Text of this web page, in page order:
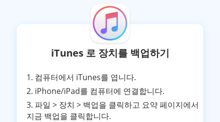
iTunes 로 장치를 백업하기
1. 컴퓨터에서 iTunes를 엽니다.
2. iPhone/iPad를 컴퓨터에 연결합니다.
3. 파일 > 장치 > 백업을 클릭하고 요약 페이지에서
지금 백업을 클릭합니다.